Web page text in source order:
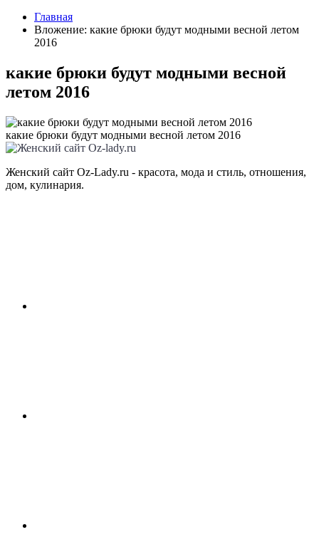
Главная
Вложение: какие брюки будут модными весной летом
2016
какие брюки будут модными весной
летом 2016
какие брюки будут модными весной летом 2016
Женский сайт Oz-Lady.ru - красота, мода и стиль, отношения,
дом, кулинария.